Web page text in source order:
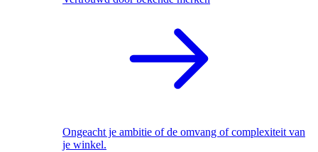
Ongeacht je ambitie of de omvang of complexiteit van
je winkel.